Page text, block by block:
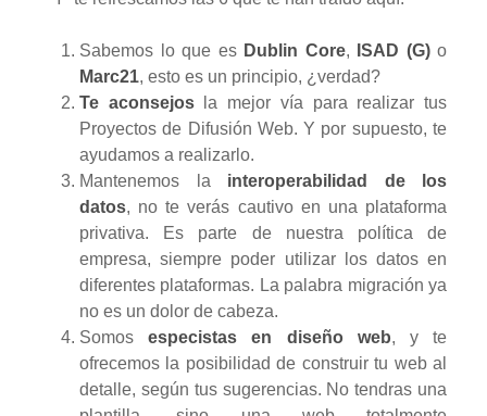
Sabemos lo que es Dublin Core, ISAD (G)o
Marc21, esto es un principio, ¿verdad?
Te aconsejosla mejor vía para realizar tus
Proyectos de Difusión Web. Y por supuesto, te
ayudamos a realizarlo.
Mantenemos la interoperabilidad de los
datos, no te verás cautivo en una plataforma
privativa. Es parte de nuestra política de
empresa, siempre poder utilizar los datos en
diferentes plataformas. La palabra migración ya
no es un dolor de cabeza.
Somosespecistas en diseño web, y te
ofrecemos la posibilidad de construir tu web al
detalle, según tus sugerencias. No tendras una